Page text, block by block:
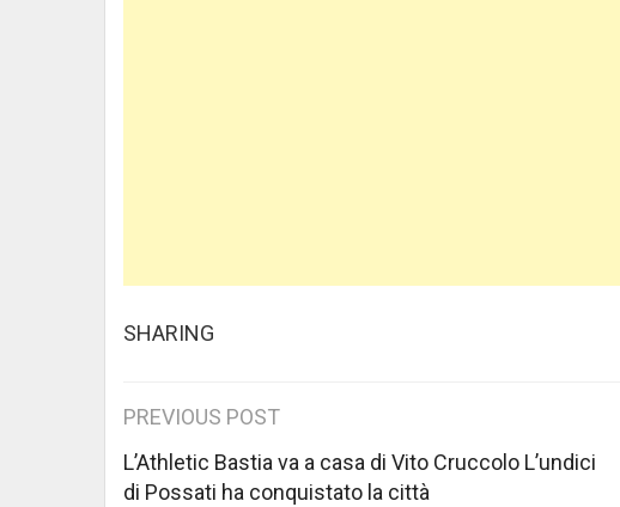
SHARING
Post
navigation
PREVIOUS POST
L’Athletic Bastia va a casa di Vito Cruccolo L’undici
di Possati ha conquistato la città